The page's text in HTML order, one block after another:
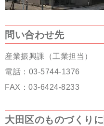
問い合わせ先
産業振興課（工業担当）
電話： 03-5744-1376
FAX： 03-6424-8233
大田区のものづくり